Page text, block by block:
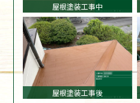
屋根塗装工事中
屋根塗装工事後